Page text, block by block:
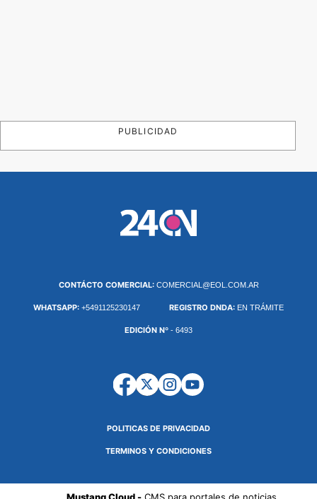
PUBLICIDAD
CONTÁCTO COMERCIAL: COMERCIAL@EOL.COM.AR
WHATSAPP: +5491125230147 REGISTRO DNDA: EN TRÁMITE
EDICIÓN Nº - 6493
POLITICAS DE PRIVACIDAD
TERMINOS Y CONDICIONES